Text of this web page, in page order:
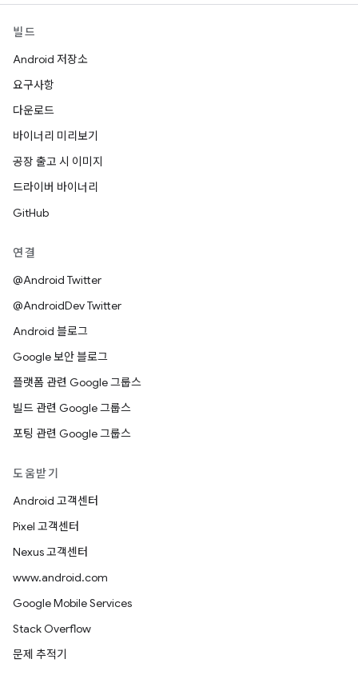
빌드
Android 저장소
요구사항
다운로드
바이너리 미리보기
공장 출고 시 이미지
드라이버 바이너리
GitHub
연결
@Android Twitter
@AndroidDev Twitter
Android 블로그
Google 보안 블로그
플랫폼 관련 Google 그룹스
빌드 관련 Google 그룹스
포팅 관련 Google 그룹스
도움받기
Android 고객센터
Pixel 고객센터
Nexus 고객센터
www.android.com
Google Mobile Services
Stack Overflow
문제 추적기